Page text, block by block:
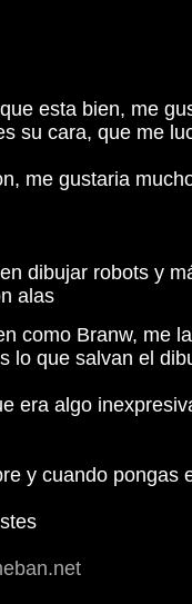
esta bien, me
su cara, que me
me gustaria
dibujar robots y
alas
como Branw, me
lo que salvan el
era algo
y cuando